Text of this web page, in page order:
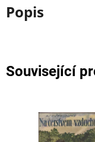
Popis
Související